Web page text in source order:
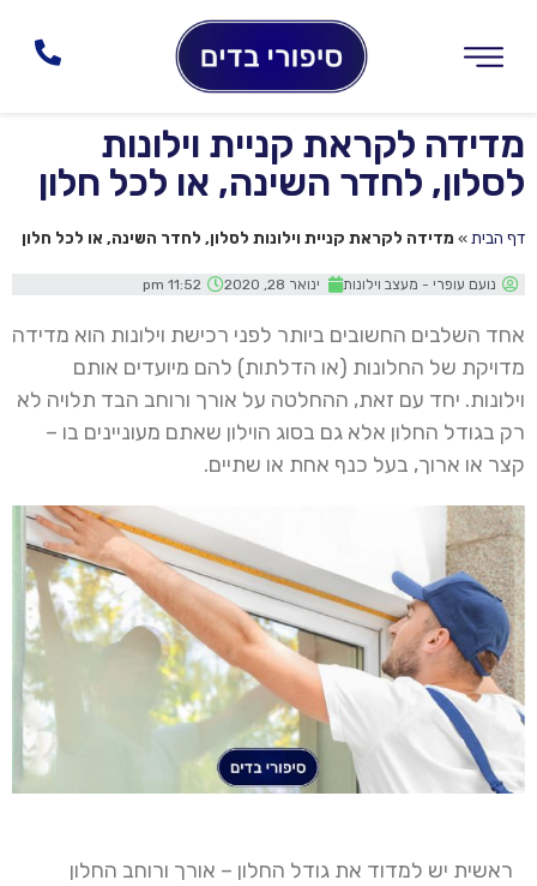
מדידה לקראת קניית וילונות
לסלון, לחדר השינה, או לכל חלון
דף הבית » מדידה לקראת קניית וילונות לסלון, לחדר השינה, או לכל חלון
נועם עופרי - מעצב וילונות ינואר 28, 2020 11:52 pm
אחד השלבים החשובים ביותר לפני רכישת וילונות הוא מדידה
מדויקת של החלונות (או הדלתות) להם מיועדים אותם
וילונות. יחד עם זאת, ההחלטה על אורך ורוחב הבד תלויה לא
רק בגודל החלון אלא גם בסוג הוילון שאתם מעוניינים בו –
קצר או ארוך, בעל כנף אחת או שתיים.
ראשית יש למדוד את גודל החלון – אורך ורוחב החלון